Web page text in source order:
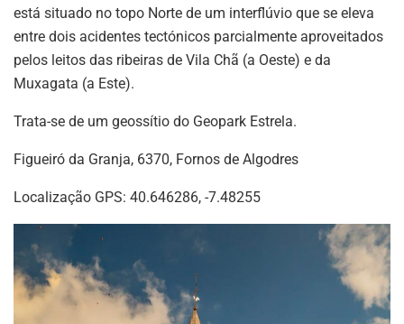
está situado no topo Norte de um interflúvio que se eleva
entre dois acidentes tectónicos parcialmente aproveitados
pelos leitos das ribeiras de Vila Chã (a Oeste) e da
Muxagata (a Este).
Trata-se de um geossítio do Geopark Estrela.
Figueiró da Granja, 6370, Fornos de Algodres
Localização GPS: 40.646286, -7.48255